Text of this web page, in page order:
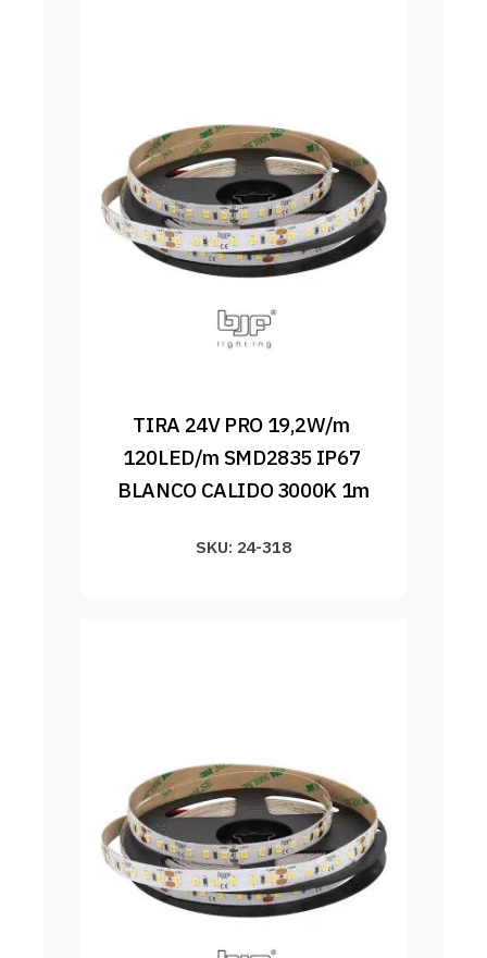
TIRA 24V PRO 19,2W/m
120LED/m SMD2835 IP67
BLANCO CALIDO 3000K 1m
SKU: 24-318